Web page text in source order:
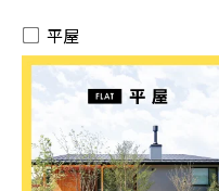
平屋